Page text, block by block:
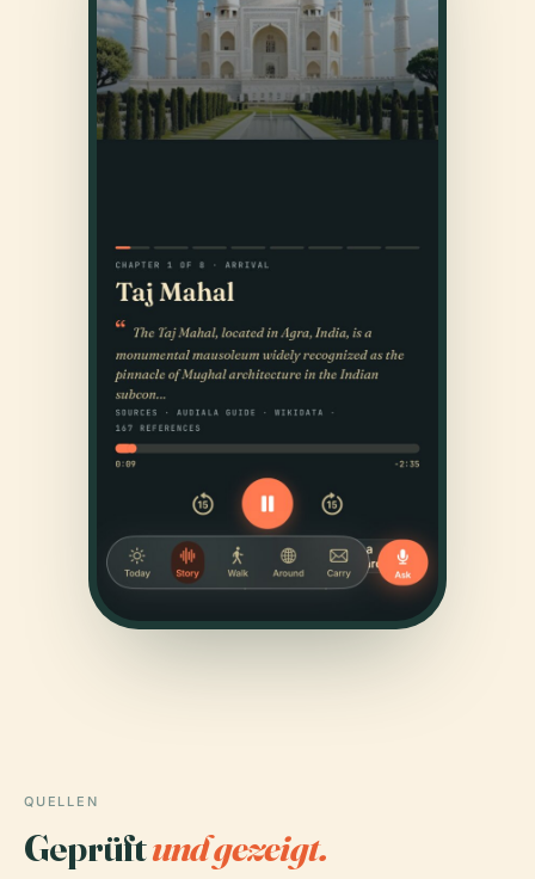
QUELLEN
Geprüftund gezeigt.